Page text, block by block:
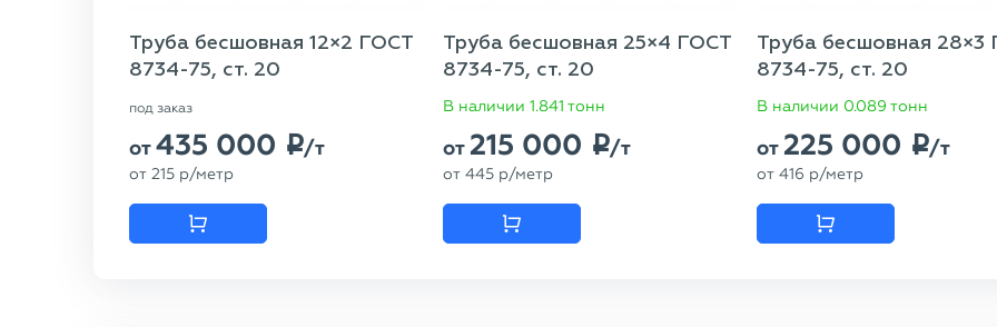
Труба бесшовная 12×2 ГОСТ
8734-75, ст. 20
под заказ
от435 000 p/т
от 215 p/метр
Труба бесшовная 25×4 ГОСТ
8734-75, ст. 20
В наличии 1.841 тонн
от 215 000 p/т
от 445 p/метр
Труба бесшовная 28×3
8734-75, ст. 20
В наличии 0.089 тонн
от 225 000 p/т
от 416 p/метр